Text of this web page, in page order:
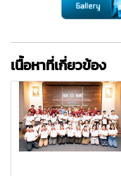
เนื้อหาที่เกี่ยวข้อง